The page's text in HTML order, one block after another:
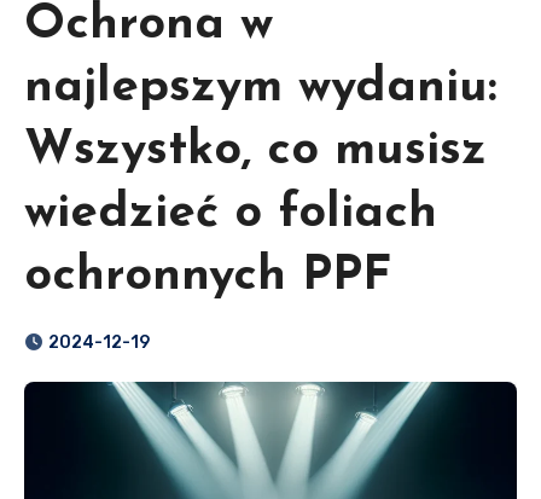
Ochrona w
najlepszym wydaniu:
Wszystko, co musisz
wiedzieć o foliach
ochronnych PPF
2024-12-19